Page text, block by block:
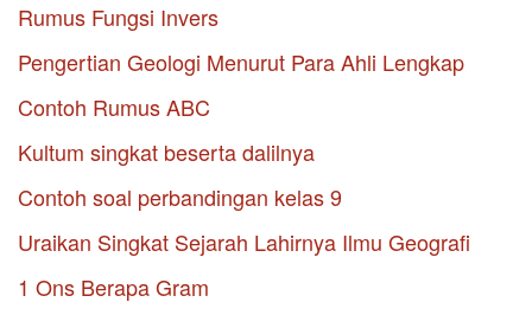
Rumus Fungsi Invers
Pengertian Geologi Menurut Para Ahli Lengkap
Contoh Rumus ABC
Kultum singkat beserta dalilnya
Contoh soal perbandingan kelas 9
Uraikan Singkat Sejarah Lahirnya Ilmu Geografi
1 Ons Berapa Gram